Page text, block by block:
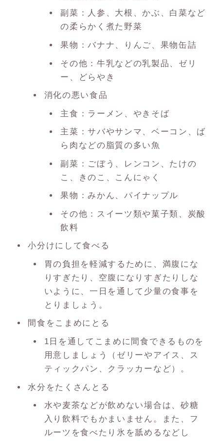
副菜：人参、大根、かぶ、白菜など
の柔らかく煮た野菜
果物：バナナ、りんご、果物缶詰
その他：牛乳などの乳製品、ゼリ
ー、どらやき
消化の悪い食品
主食：ラーメン、やきそば
主菜：サバやサンマ、ベーコン、ば
ら肉などの脂質の多い魚
副菜：ごぼう、レンコン、たけの
こ、きのこ、こんにゃく
果物：みかん、パイナップル
その他：スイーツ類や菓子類、炭酸
飲料
小分けにして食べる
胃の負担を軽減するために、満腹にな
りすぎたり、空腹になりすぎたりしな
いように、一日を通して少量の食事を
とりましょう。
間食をこまめにとる
1日を通してこまめに間食できるものを
用意しましょう（ゼリーやアイス、ス
ティックパン、クラッカーなど）。
水分をたくさんとる
水や麦茶などが飲めない場合は、砂糖
入り飲料でもかまいません。また、フ
ルーツを食べたり氷を舐めるなどし